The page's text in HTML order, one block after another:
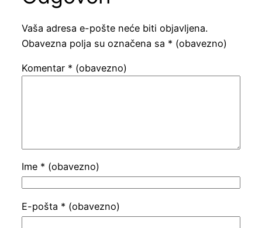
Vaša adresa e-pošte neće biti objavljena.
Obavezna polja su označena sa * (obavezno)
Komentar * (obavezno)
Ime * (obavezno)
E-pošta * (obavezno)